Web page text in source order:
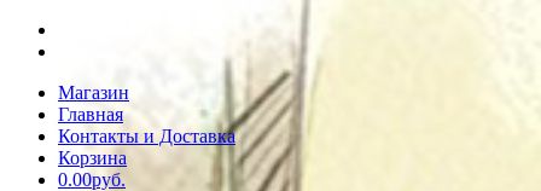
Магазин
Главная
Контакты и Доставка
Корзина
0.00руб.